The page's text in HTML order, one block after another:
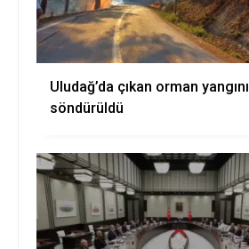
Uludağ’da çıkan orman yangını
söndürüldü